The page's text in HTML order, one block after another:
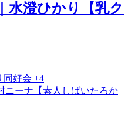
水澄ひかり【乳ク
同好会 +4